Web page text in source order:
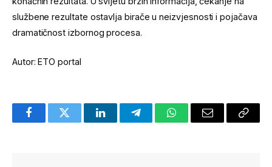
službene rezultate ostavlja birače u neizvjesnosti i pojačava
dramatičnost izbornog procesa.
Autor: ETO portal
FacebookTwitter LinkedInTelegramWhatsAppEmail
Copy